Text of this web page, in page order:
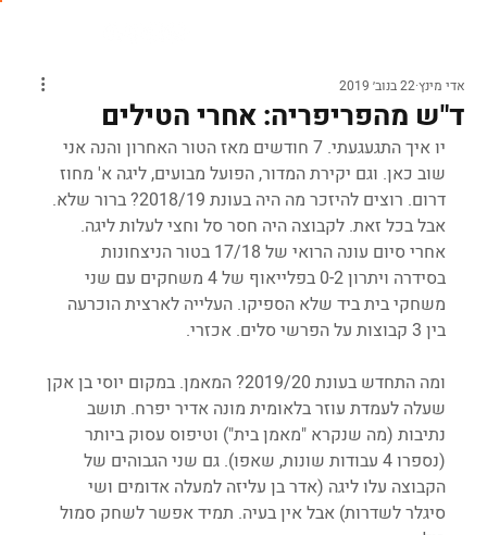
ד"ש מהפריפריה: אחרי הטילים
אדי מינץ22 בנוב׳ 2019
יו איך התגעגעתי. 7 חודשים מאז הטור האחרון והנה אני
שוב כאן. וגם יקירת המדור, הפועל מבועים, ליגה א' מחוז
דרום. רוצים להיזכר מה היה בעונת 2018/19? ברור שלא.
אבל בכל זאת. לקבוצה היה חסר סל וחצי לעלות ליגה.
אחרי סיום עונה הרואי של 17/18 בטור הניצחונות
בסידרה ויתרון 0-2 בפלייאוף של 4 משחקים עם שני
משחקי בית ביד שלא הספיקו. העלייה לארצית הוכרעה
בין 3 קבוצות על הפרשי סלים. אכזרי.
ומה התחדש בעונת 2019/20? המאמן. במקום יוסי בן אקן
שעלה לעמדת עוזר בלאומית מונה אדיר יפרח. תושב
נתיבות (מה שנקרא "מאמן בית") וטיפוס עסוק ביותר
(נספרו 4 עבודות שונות, שאפו). גם שני הגבוהים של
הקבוצה עלו ליגה (אדר בן עליזה למעלה אדומים ושי
סיגלר לשדרות) אבל אין בעיה. תמיד אפשר לשחק סמול